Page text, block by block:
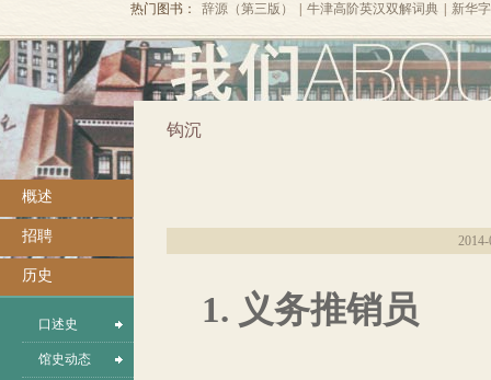
热门图书： 辞源（第三版） 牛津高阶英汉双解词典 新华
概述
招聘
历史
口述史
馆史动态
钩沉
1. 义务推销员